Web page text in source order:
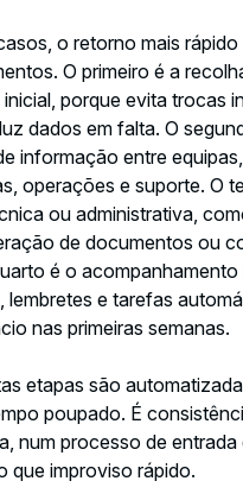
o retorno mais
O primeiro é a
porque evita trocas
dados em falta. O
informação entre
operações e suporte. O
ou administrativa,
de documentos ou
é o acompanhamento
lembretes e tarefas
nas primeiras semanas.
etapas são
poupado. É
num processo de entrada
que improviso rápido.